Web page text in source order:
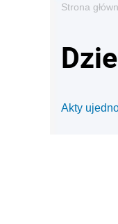
Strona
Akty